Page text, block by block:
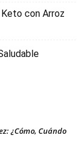
con Arroz
¿Cómo, Cuándo